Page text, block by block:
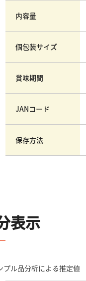
内容量
個包装サイズ
賞味期間
JANコード
保存方法
表示
ル品分析による推定値